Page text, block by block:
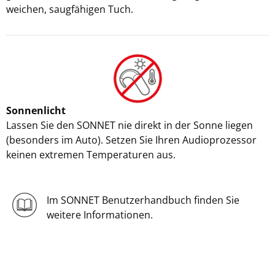
weichen, saugfähigen Tuch.
Sonnenlicht
Lassen Sie den SONNET nie direkt in der Sonne liegen
(besonders im Auto). Setzen Sie Ihren Audioprozessor
keinen extremen Temperaturen aus.
Im SONNET Benutzerhandbuch finden Sie
weitere Informationen.